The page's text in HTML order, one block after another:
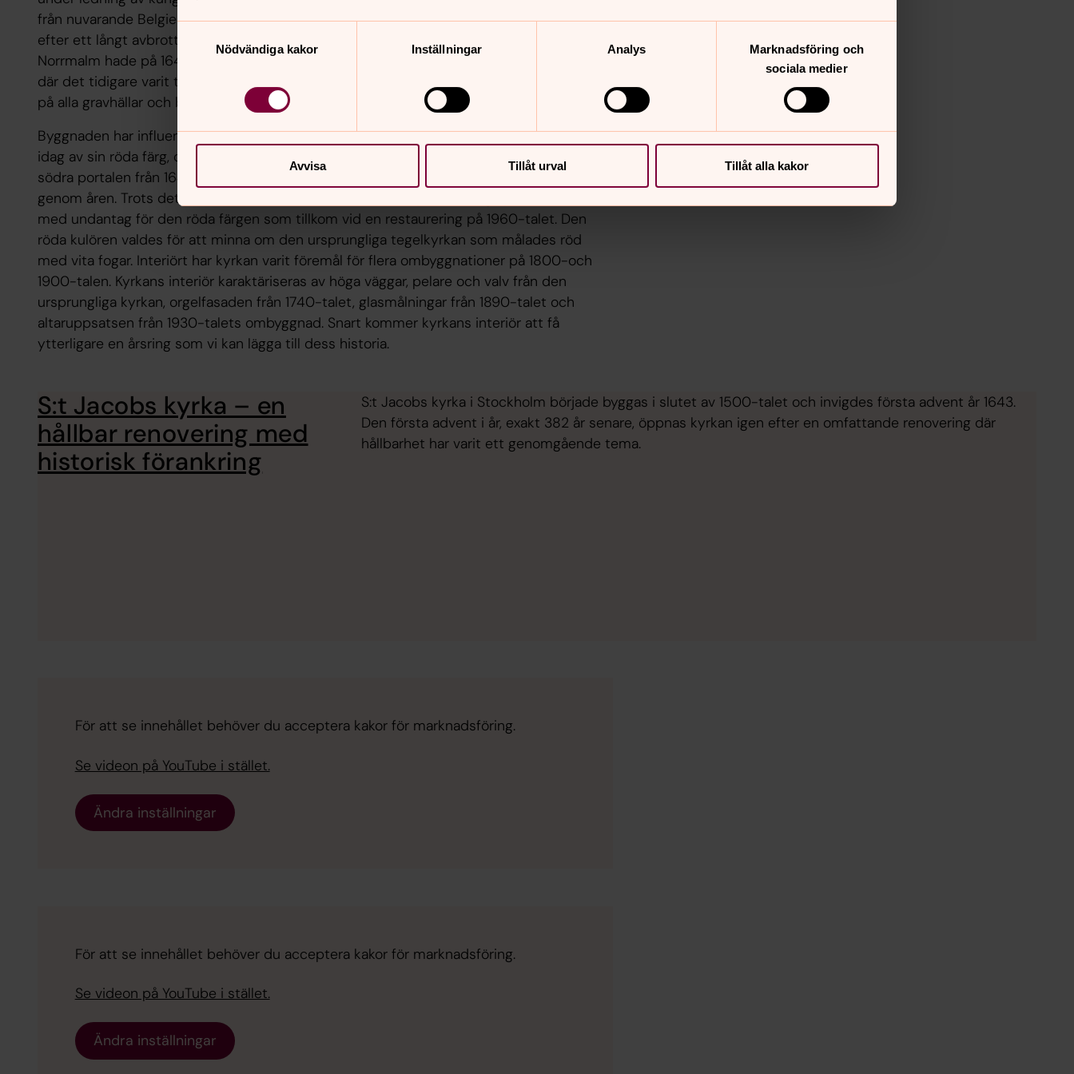
Nödvändiga kakor
Inställningar Analys
Marknadsföring och
sociala medier
Avvisa Tillåt urval Tillåt alla kakor
från nuvarande Belgien, ironiskt nog på uppdrag av Gustav Vasa. Invigningen skedde,
efter ett långt avbrott, den första advent 1643 med drottning Kristina närvarande.
Norrmalm hade på 1640-talet fått en ny stadsplan och flera adelspalats började byggas
där det tidigare varit träkåkar. Sankt Jacobs kyrka blev nu adelns kyrka vilket märks idag
på alla gravhällar och begravningsvapen som pryder golv och väggar inne i kyrkan.
Byggnaden har influenser från sengotik, renässans, barock och rokoko och kännetecknas
idag av sin röda färg, centraltornet och de skulpterade sandstensportalerna, särskilt den
södra portalen från 1644. Kyrkan har genomgått flera ombyggnader och renoveringar
genom åren. Trots det har exteriören sett likadan ut sedan putsen slogs på 1700-talet
med undantag för den röda färgen som tillkom vid en restaurering på 1960-talet. Den
röda kulören valdes för att minna om den ursprungliga tegelkyrkan som målades röd
med vita fogar. Interiört har kyrkan varit föremål för flera ombyggnationer på 1800-och
1900-talen. Kyrkans interiör karaktäriseras av höga väggar, pelare och valv från den
ursprungliga kyrkan, orgelfasaden från 1740-talet, glasmålningar från 1890-talet och
altaruppsatsen från 1930-talets ombyggnad. Snart kommer kyrkans interiör att få
ytterligare en årsring som vi kan lägga till dess historia.
S:t Jacobs kyrka – en
hållbar renovering med
historisk förankring
S:t Jacobs kyrka i Stockholm började byggas i slutet av 1500-talet och invigdes första advent år 1643.
Den första advent i år, exakt 382 år senare, öppnas kyrkan igen efter en omfattande renovering där
hållbarhet har varit ett genomgående tema.
För att se innehållet behöver du acceptera kakor för marknadsföring.
Se videon på YouTube i stället.
Ändra inställningar
För att se innehållet behöver du acceptera kakor för marknadsföring.
Se videon på YouTube i stället.
Ändra inställningar